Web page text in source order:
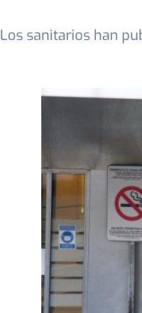
Los sanitarios han